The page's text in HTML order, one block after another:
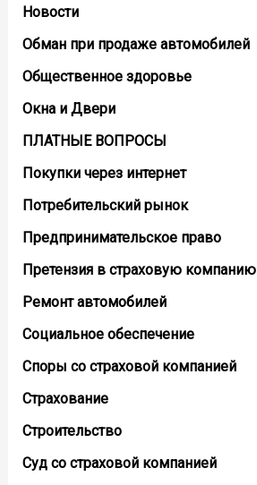
Новости
Обман при продаже автомобилей
Общественное здоровье
Окна и Двери
ПЛАТНЫЕ ВОПРОСЫ
Покупки через интернет
Потребительский рынок
Предпринимательское право
Претензия в страховую компанию
Ремонт автомобилей
Социальное обеспечение
Споры со страховой компанией
Страхование
Строительство
Суд со страховой компанией